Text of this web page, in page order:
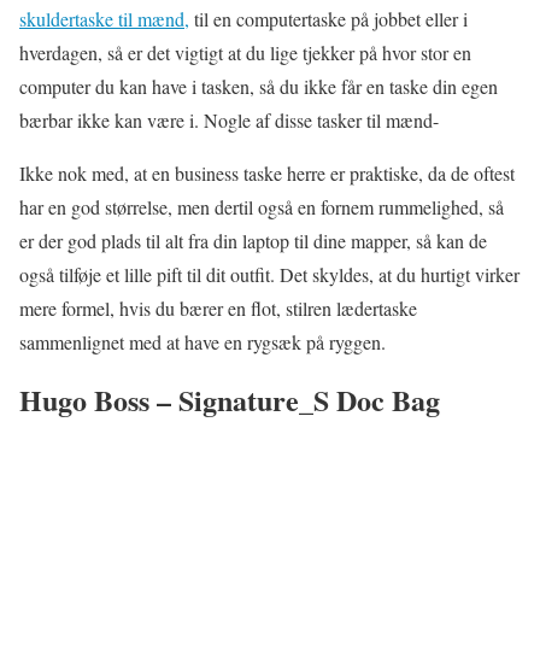
skuldertaske til mænd, til en computertaske på jobbet eller i
hverdagen, så er det vigtigt at du lige tjekker på hvor stor en
computer du kan have i tasken, så du ikke får en taske din egen
bærbar ikke kan være i. Nogle af disse tasker til mænd-
Ikke nok med, at en business taske herre er praktiske, da de oftest
har en god størrelse, men dertil også en fornem rummelighed, så
er der god plads til alt fra din laptop til dine mapper, så kan de
også tilføje et lille pift til dit outfit. Det skyldes, at du hurtigt virker
mere formel, hvis du bærer en flot, stilren lædertaske
sammenlignet med at have en rygsæk på ryggen.
Hugo Boss – Signature_S Doc Bag